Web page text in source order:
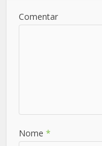
Comentar
Nome*